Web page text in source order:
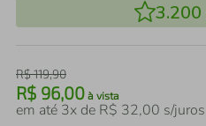
3.200
R$119,90
R$ 96,00 à vista
em até 3x de R$ 32,00 s/juros